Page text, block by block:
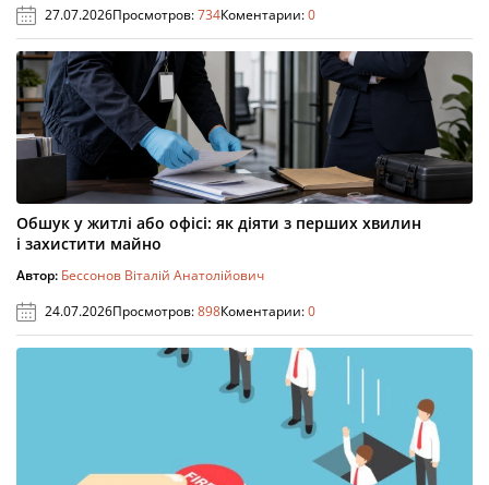
27.07.2026Просмотров:734Коментарии:0
Обшук у житлі або офісі: як діяти з перших хвилин
і захистити майно
Автор: Бессонов Віталій Анатолійович
24.07.2026Просмотров:898Коментарии:0